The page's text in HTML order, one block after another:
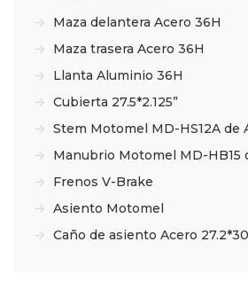
Maza delantera Acero 36H
Maza trasera Acero 36H
Llanta Aluminio 36H
Cubierta 27.5*2.125”
Stem Motomel MD-HS12A de
Manubrio Motomel MD-HB15
Frenos V-Brake
Asiento Motomel
Caño de asiento Acero